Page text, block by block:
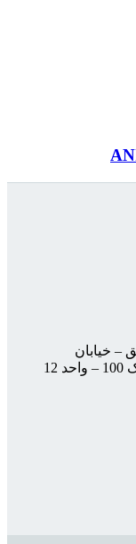
– خیابان